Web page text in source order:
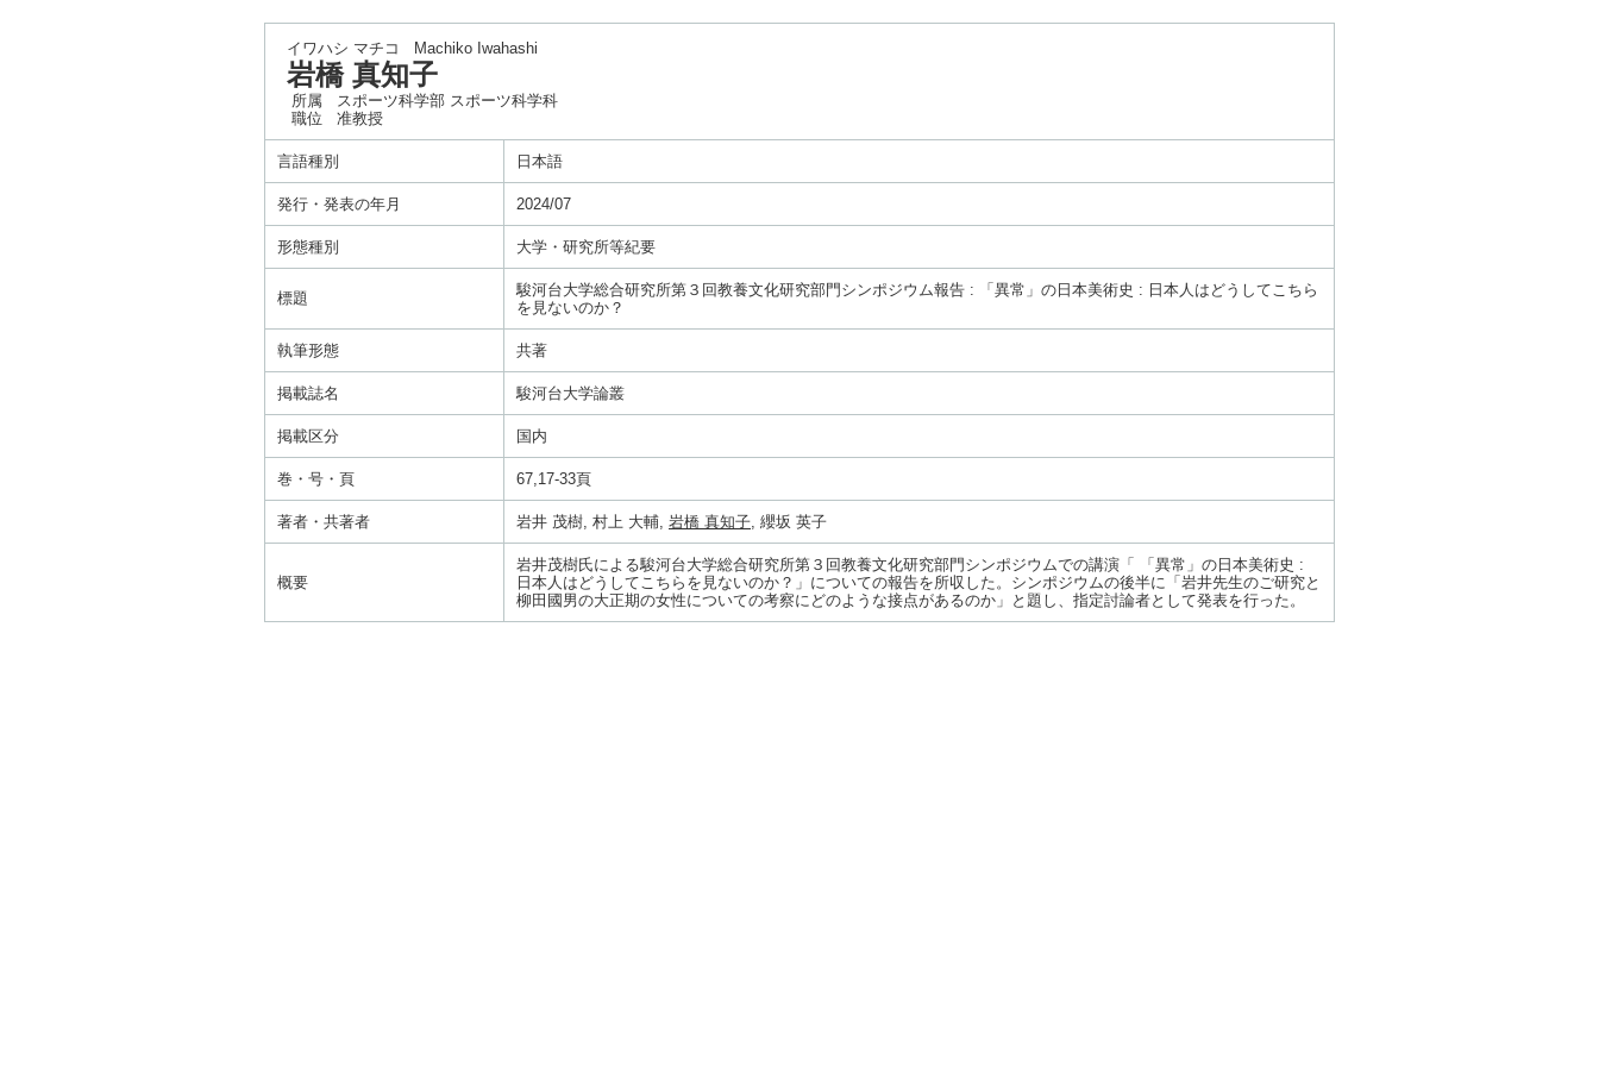
イワハシ マチコ Machiko Iwahashi
岩橋 真知子
所属
スポーツ科学部 スポーツ科学科
職位
准教授
言語種別 日本語
発行・発表の年月 2024/07
形態種別 大学・研究所等紀要
標題
駿河台大学総合研究所第３回教養文化研究部門シンポジウム報告 : 「異常」の日本美術史 : 日本人はどうしてこちら
を見ないのか？
執筆形態 共著
掲載誌名 駿河台大学論叢
掲載区分 国内
巻・号・頁 67,17-33頁
著者・共著者 岩井 茂樹, 村上 大輔, 岩橋 真知子, 纓坂 英子
概要
岩井茂樹氏による駿河台大学総合研究所第３回教養文化研究部門シンポジウムでの講演「 「異常」の日本美術史 :
日本人はどうしてこちらを見ないのか？」についての報告を所収した。シンポジウムの後半に「岩井先生のご研究と
柳田國男の大正期の女性についての考察にどのような接点があるのか」と題し、指定討論者として発表を行った。